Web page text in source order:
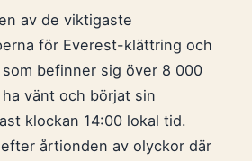
av de viktigaste
för Everest-klättring och
befinner sig över 8 000
vänt och börjat sin
klockan 14:00 lokal tid.
årtionden av olyckor där